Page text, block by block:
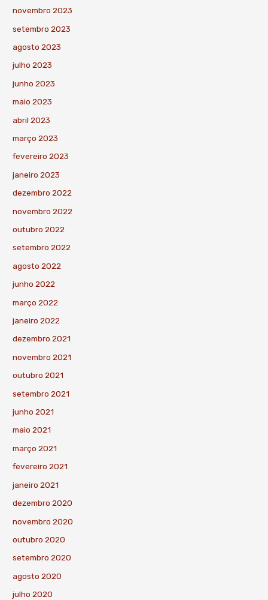
novembro 2023
setembro 2023
agosto 2023
julho 2023
junho 2023
maio 2023
abril 2023
março 2023
fevereiro 2023
janeiro 2023
dezembro 2022
novembro 2022
outubro 2022
setembro 2022
agosto 2022
junho 2022
março 2022
janeiro 2022
dezembro 2021
novembro 2021
outubro 2021
setembro 2021
junho 2021
maio 2021
março 2021
fevereiro 2021
janeiro 2021
dezembro 2020
novembro 2020
outubro 2020
setembro 2020
agosto 2020
julho 2020